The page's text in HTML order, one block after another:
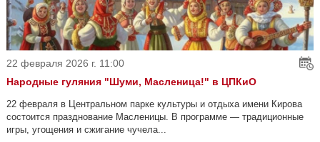
22 февраля 2026 г. 11:00
Народные гуляния "Шуми, Масленица!" в ЦПКиО
22 февраля в Центральном парке культуры и отдыха имени Кирова
состоится празднование Масленицы. В программе — традиционные
игры, угощения и сжигание чучела...